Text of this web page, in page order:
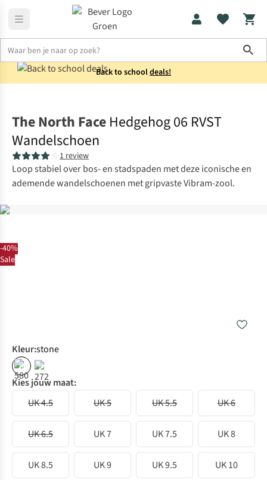
Back to schooldeals!
-40%
Sale
The North Face Hedgehog 06 RVST
Wandelschoen
1 review
Loop stabiel over bos- en stadspaden met deze iconische en
ademende wandelschoenen met gripvaste Vibram-zool.
Kleur:stone
% %
Kies jouw maat:
UK 4.5
UK 5 UK 5.5 UK 6
UK 6.5 UK 7 UK 7.5 UK 8
UK 8.5 UK 9 UK 9.5 UK 10